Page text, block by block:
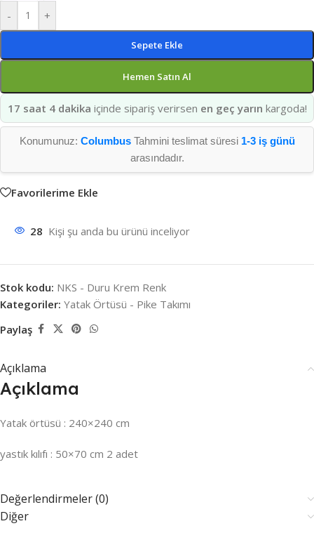
-
+
Sepete Ekle
Hemen Satın Al
17 saat 4 dakika içinde sipariş verirsen en geç yarın kargoda!
Konumunuz: ColumbusTahmini teslimat süresi 1-3 iş günü
arasındadır.
Favorilerime Ekle
28 Kişi şu anda bu ürünü inceliyor
Stok kodu: NKS - Duru Krem Renk
Kategoriler: Yatak Örtüsü - Pike Takımı
Paylaş
Açıklama
Açıklama
Yatak örtüsü : 240×240 cm
yastık kılıfı : 50×70 cm 2 adet
Değerlendirmeler (0)
Diğer